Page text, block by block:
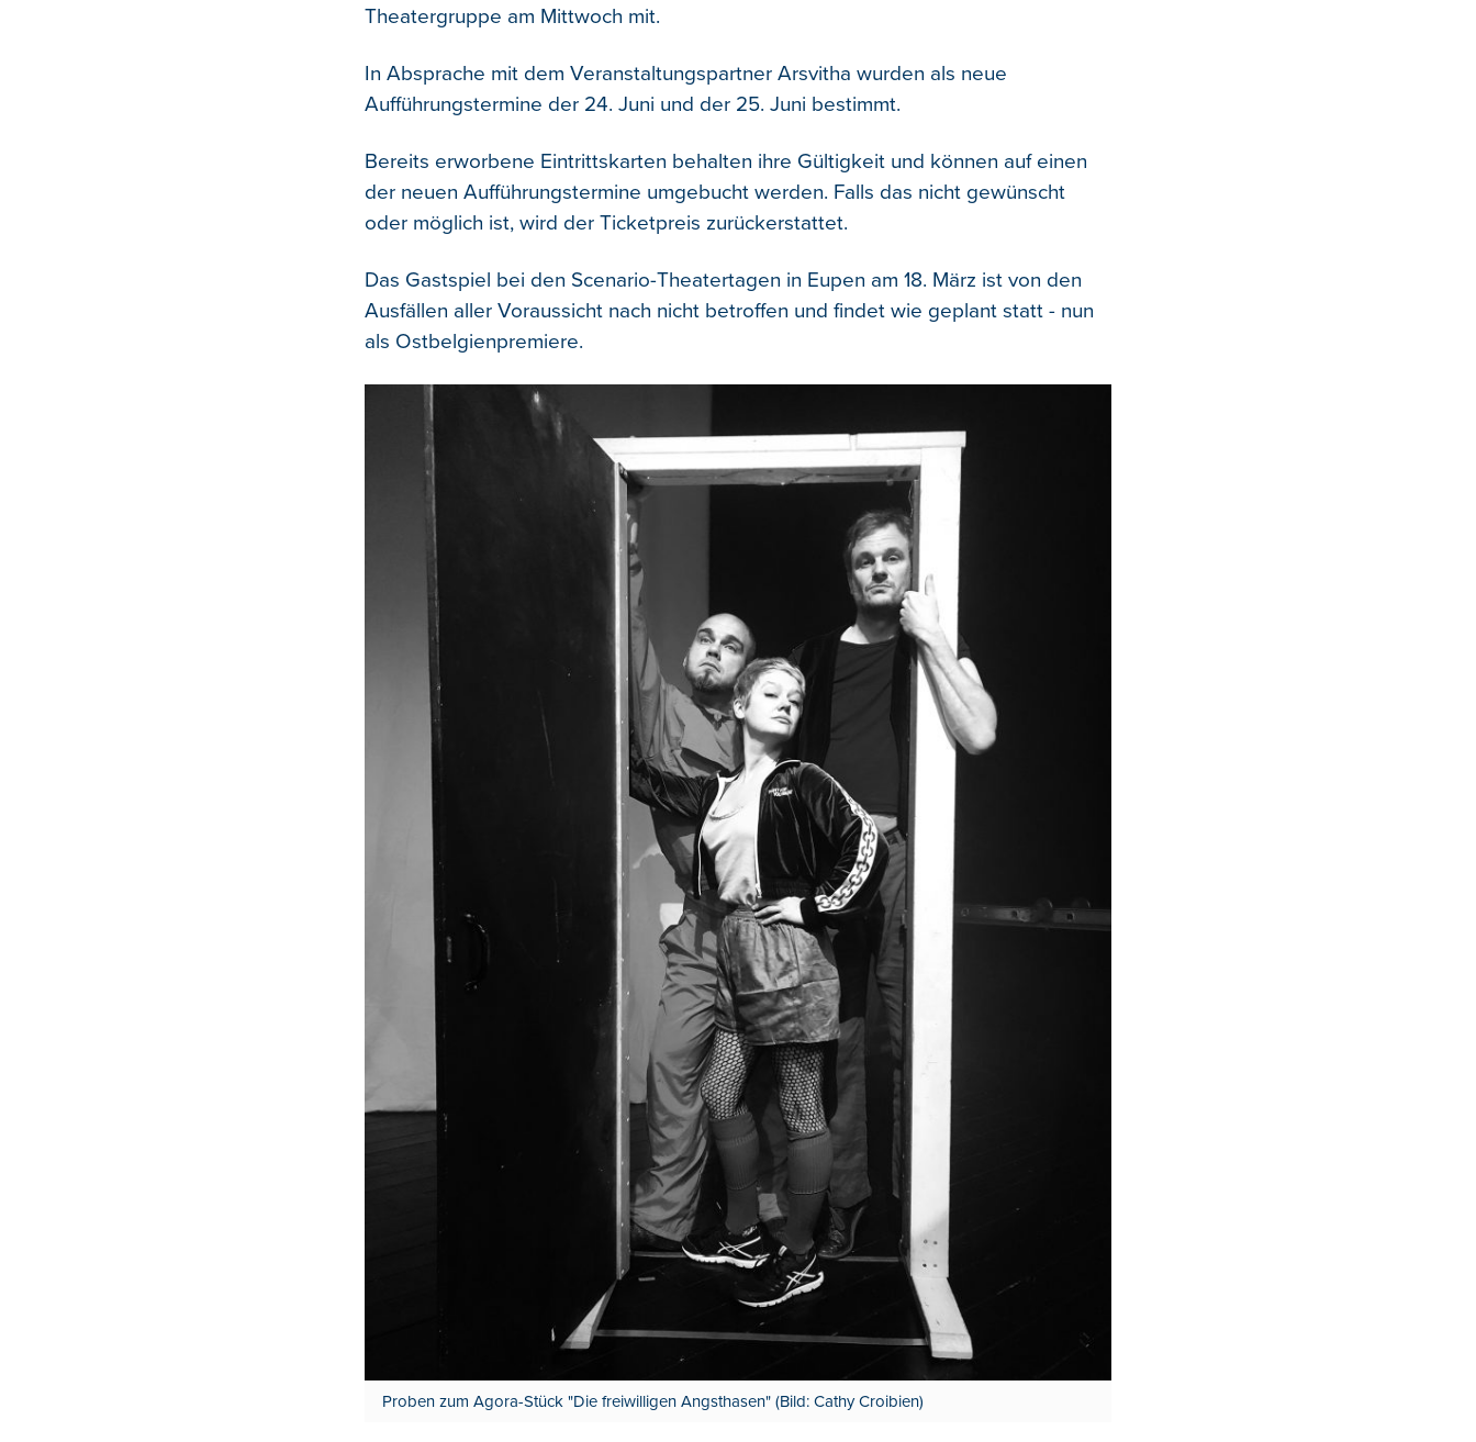
Theatergruppe am Mittwoch mit.
In Absprache mit dem Veranstaltungspartner Arsvitha wurden als neue
Aufführungstermine der 24. Juni und der 25. Juni bestimmt.
Bereits erworbene Eintrittskarten behalten ihre Gültigkeit und können auf einen
der neuen Aufführungstermine umgebucht werden. Falls das nicht gewünscht
oder möglich ist, wird der Ticketpreis zurückerstattet.
Das Gastspiel bei den Scenario-Theatertagen in Eupen am 18. März ist von den
Ausfällen aller Voraussicht nach nicht betroffen und findet wie geplant statt - nun
als Ostbelgienpremiere.
Proben zum Agora-Stück "Die freiwilligen Angsthasen" (Bild: Cathy Croibien)